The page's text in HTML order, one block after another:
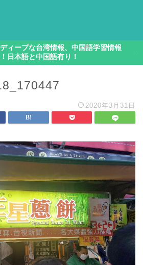
ィープな台湾情報、中国語学習情報
日本語と中国語有り！
2020年3月31日